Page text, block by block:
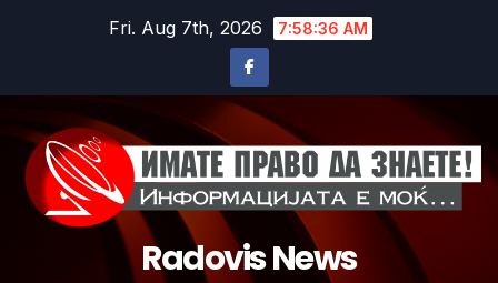
Fri. Aug 7th, 2026 7:58:39 AM
Radovis News